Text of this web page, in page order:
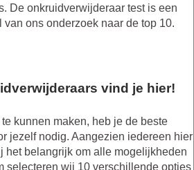
De onkruidverwijderaar test is een
van ons onderzoek naar de top 10.
vind je hier!
kunnen maken, heb je de beste
jezelf nodig. Aangezien iedereen hier
het belangrijk om alle mogelijkheden
selecteren wij 10 verschillende opties